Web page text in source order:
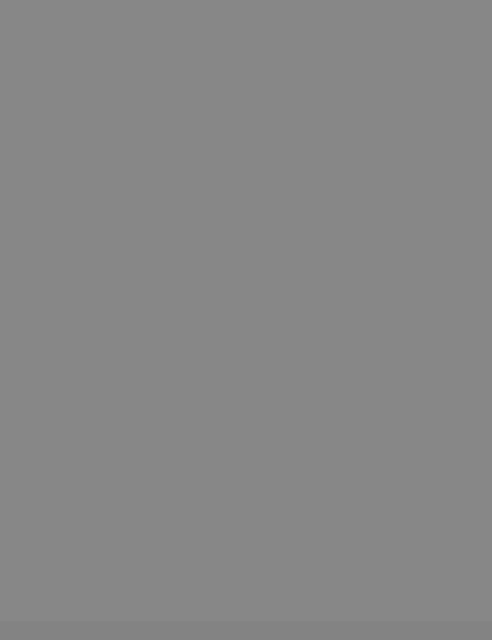
cookie
in combinazione
la versione
supporta
domini.
di analisi web
di siti
e misurare le
cui il prefisso
che si
che imposta il
di Google) per
i cookie.